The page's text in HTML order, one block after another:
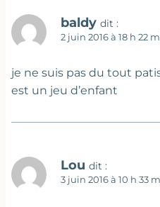
baldy dit :
2 juin 2016 à 18 h 22
je ne suis pas du tout
est un jeu d’enfant
Lou dit :
3 juin 2016 à 10 h 33